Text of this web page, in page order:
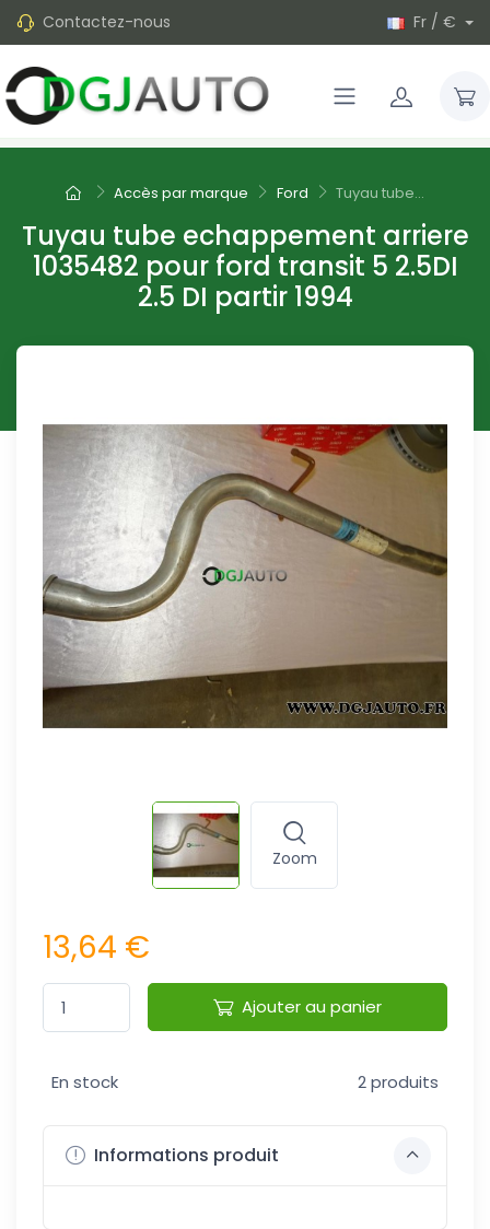
Contactez-nous Fr / €
Accès par marque Ford Tuyau tube...
Tuyau tube echappement arriere
1035482 pour ford transit 5 2.5DI
2.5 DI partir 1994
Zoom
13,64 €
Ajouter au panier
En stock 2 produits
Informations produit